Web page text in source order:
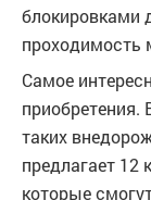
блокировками
проходимость
Самое
приобретения.
таких
предлагает 12
которые